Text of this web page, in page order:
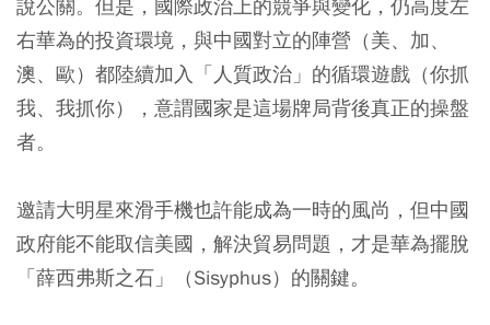
說公關。但是，國際政治上的競爭與變化，仍高度左
右華為的投資環境，與中國對立的陣營（美、加、
澳、歐）都陸續加入「人質政治」的循環遊戲（你抓
我、我抓你），意謂國家是這場牌局背後真正的操盤
者。
邀請大明星來滑手機也許能成為一時的風尚，但中國
政府能不能取信美國，解決貿易問題，才是華為擺脫
「薛西弗斯之石」（Sisyphus）的關鍵。